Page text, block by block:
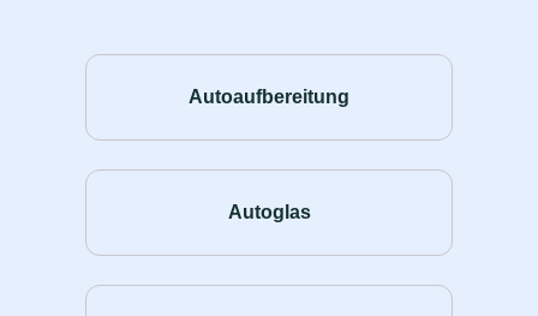
Autoaufbereitung
Autoglas